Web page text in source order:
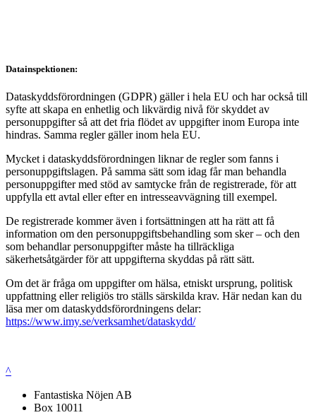
Datainspektionen:
Dataskyddsförordningen (GDPR) gäller i hela EU och har också till
syfte att skapa en enhetlig och likvärdig nivå för skyddet av
personuppgifter så att det fria flödet av uppgifter inom Europa inte
hindras. Samma regler gäller inom hela EU.
Mycket i dataskyddsförordningen liknar de regler som fanns i
personuppgiftslagen. På samma sätt som idag får man behandla
personuppgifter med stöd av samtycke från de registrerade, för att
uppfylla ett avtal eller efter en intresseavvägning till exempel.
De registrerade kommer även i fortsättningen att ha rätt att få
information om den personuppgiftsbehandling som sker – och den
som behandlar personuppgifter måste ha tillräckliga
säkerhetsåtgärder för att uppgifterna skyddas på rätt sätt.
Om det är fråga om uppgifter om hälsa, etniskt ursprung, politisk
uppfattning eller religiös tro ställs särskilda krav. Här nedan kan du
läsa mer om dataskyddsförordningens delar:
https://www.imy.se/verksamhet/dataskydd/
^
Fantastiska Nöjen AB
Box 10011